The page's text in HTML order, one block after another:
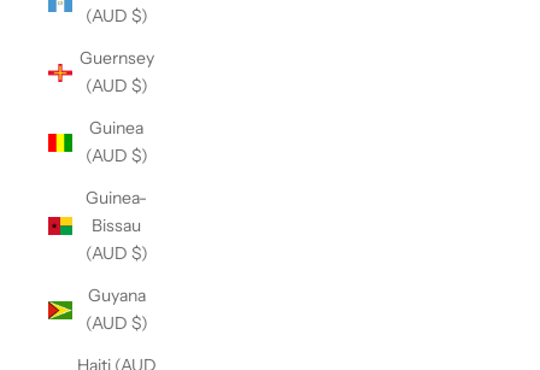
(AUD $)
Guernsey
(AUD $)
Guinea
(AUD $)
Guinea-
Bissau
(AUD $)
Guyana
(AUD $)
Haiti (AUD